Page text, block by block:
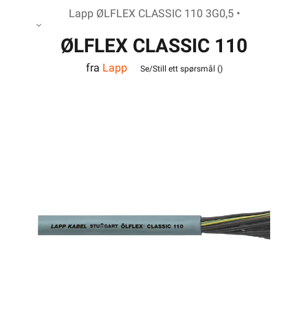
Lapp ØLFLEX CLASSIC 110 3G0,5 •
ØLFLEX CLASSIC 110
3G0,5
fra Lapp Se/Still ett spørsmål ()